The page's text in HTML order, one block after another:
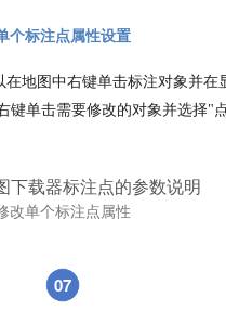
个标注点属性设置
地图中右键单击标注对象并在
键单击需要修改的对象并选择"
改单个标注点属性
07